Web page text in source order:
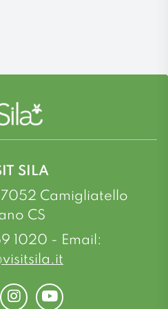
SILA
Camigliatello
CS
1020 - Email:
InstagramYoutube